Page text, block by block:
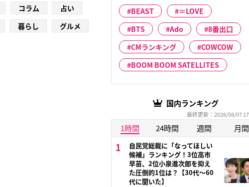
コラム
占い
暮らし グルメ
BEAST
＝LOVE
BTS
Ado
8番出口
CMランキング
COWCOW
BOOM BOOM SATELLITES
国内ランキング
最終更新：2026/08/07
1時間 24時間 週間 月間
自民党総裁に「なってほしい
候補」ランキング！3位高市
早苗、2位小泉進次郎を抑え
た圧倒的1位は？【30代〜60
代に聞いた】